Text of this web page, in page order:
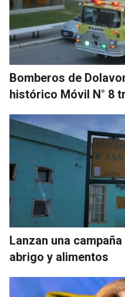
Bomberos de
histórico Móvil N° 8
Lanzan una
abrigo y alimentos